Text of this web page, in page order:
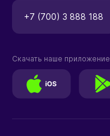
+7 (700) 3 888 188
Скачать наше приложение